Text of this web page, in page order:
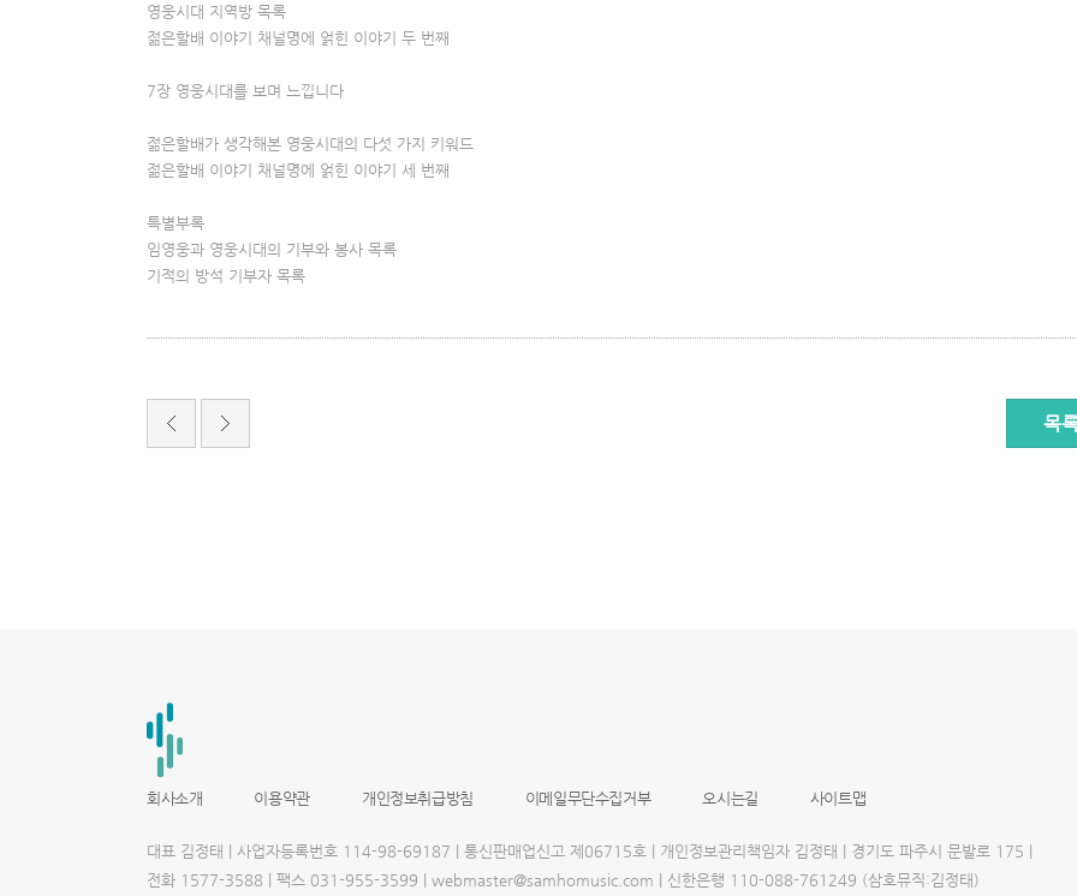
영웅시대 지역방 목록
젊은할배 이야기 채널명에 얽힌 이야기 두 번째
7장 영웅시대를 보며 느낍니다
젊은할배가 생각해본 영웅시대의 다섯 가지 키워드
젊은할배 이야기 채널명에 얽힌 이야기 세 번째
특별부록
임영웅과 영웅시대의 기부와 봉사 목록
기적의 방석 기부자 목록
목
지
출
장
안
마
출
안
마
블
회사소개 이용약관 개인정보취급방침 이메일무단수집거부 오시는길 사이트맵
대표 김정태 | 사업자등록번호 114-98-69187 | 통신판매업신고 제06715호 | 개인정보관리책임자 김정태 | 경기도 파주시 문발로 175 |
전화 1577-3588 | 팩스 031-955-3599 | webmaster@samhomusic.com | 신한은행 110-088-761249 (삼호뮤직:김정태)